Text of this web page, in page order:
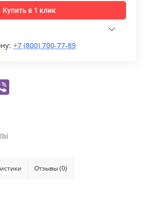
Купить в 1 клик
+7 (800) 700-77-89
Отзывы (0)